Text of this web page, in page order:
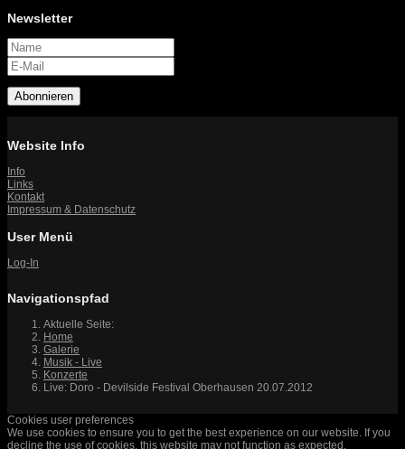
Newsletter
Abonnieren
Website Info
Info
Links
Kontakt
Impressum & Datenschutz
User Menü
Log-In
Navigationspfad
Aktuelle Seite:
Home
Galerie
Musik - Live
Konzerte
Live: Doro - Devilside Festival Oberhausen 20.07.2012
Cookies user preferences
We use cookies to ensure you to get the best experience on our website. If you
decline the use of cookies, this website may not function as expected.